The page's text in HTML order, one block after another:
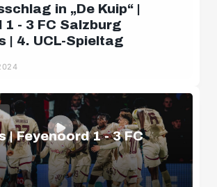
in „De Kuip“ |
1 - 3 FC Salzburg
| 4. UCL-Spieltag
| Feyenoord 1 - 3 FC